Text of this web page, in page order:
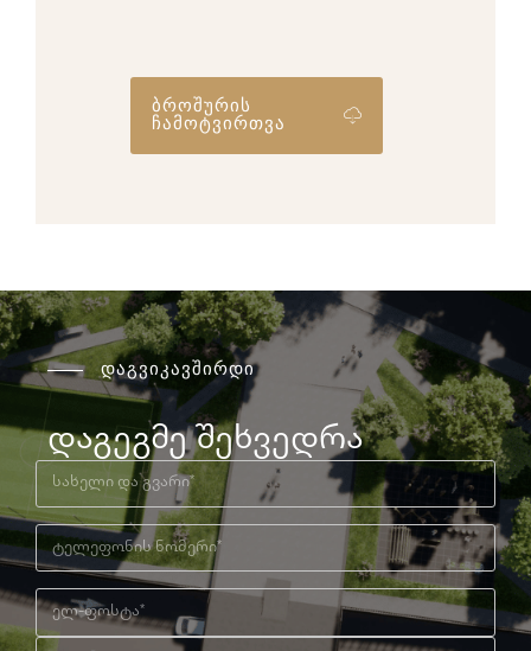
ბროშურის
ჩამოტვირთვა
დაგვიკავშირდი
დაგეგმე შეხვედრა